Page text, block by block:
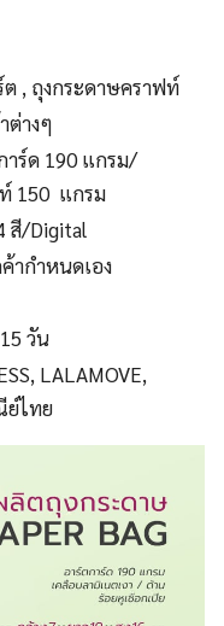
ต , ถุงกระดาษคราฟท์
ต่างๆ
าร์ด 190 แกรม/
150 แกรม
สี/Digital
ากำหนดเอง
วัน
LALAMOVE,
ย์ไทย